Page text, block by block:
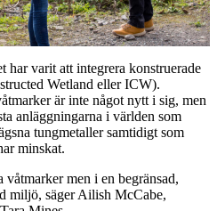
har varit att integrera konstruerade
Wetland eller ICW).
är inte något nytt i sig, men
anläggningarna i världen som
tungmetaller samtidigt som
minskat.
men i en begränsad,
miljö, säger Ailish McCabe,